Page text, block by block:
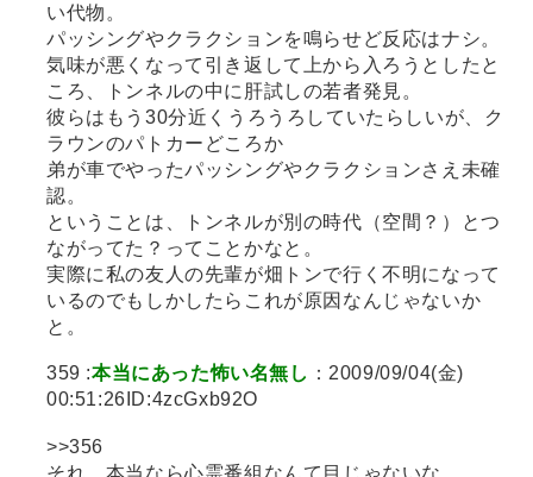
い代物。
パッシングやクラクションを鳴らせど反応はナシ。
気味が悪くなって引き返して上から入ろうとしたと
ころ、トンネルの中に肝試しの若者発見。
彼らはもう30分近くうろうろしていたらしいが、ク
ラウンのパトカーどころか
弟が車でやったパッシングやクラクションさえ未確
認。
ということは、トンネルが別の時代（空間？）とつ
ながってた？ってことかなと。
実際に私の友人の先輩が畑トンで行く不明になって
いるのでもしかしたらこれが原因なんじゃないか
と。
359 :本当にあった怖い名無し ：2009/09/04(金)
00:51:26ID:4zcGxb92O
>>356
それ、本当なら心霊番組なんて目じゃないな。